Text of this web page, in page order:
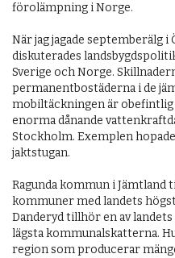
förolämpning i Norge.
När jag jagade septemberälg i
diskuterades
Sverige och Norge.
permanentbostäderna i de
mobiltäckningen är
enorma dånande
Stockholm. Exemplen
jaktstugan.
Ragunda kommun i Jämtland
kommuner med landets
Danderyd tillhör en av
lägsta kommunalskatterna.
region som producerar